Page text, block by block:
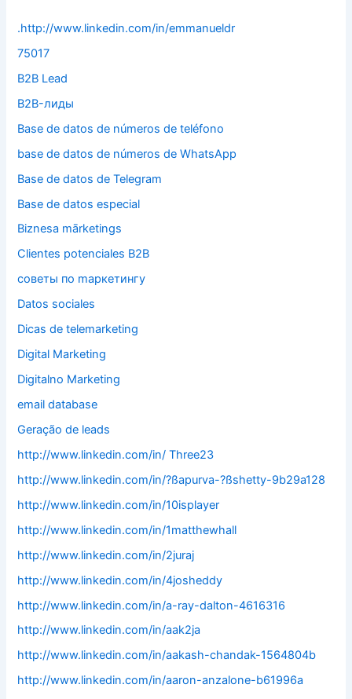
.http://www.linkedin.com/in/emmanueldr
75017
B2B Lead
B2B-лиды
Base de datos de números de teléfono
base de datos de números de WhatsApp
Base de datos de Telegram
Base de datos especial
Biznesa mārketings
Clientes potenciales B2B
cоветы по mаркетингу
Datos sociales
Dicas de telemarketing
Digital Marketing
Digitalno Marketing
email database
Geração de leads
http://www.linkedin.com/in/ Three23
http://www.linkedin.com/in/?ßapurva-?ßshetty-9b29a128
http://www.linkedin.com/in/10isplayer
http://www.linkedin.com/in/1matthewhall
http://www.linkedin.com/in/2juraj
http://www.linkedin.com/in/4josheddy
http://www.linkedin.com/in/a-ray-dalton-4616316
http://www.linkedin.com/in/aak2ja
http://www.linkedin.com/in/aakash-chandak-1564804b
http://www.linkedin.com/in/aaron-anzalone-b61996a